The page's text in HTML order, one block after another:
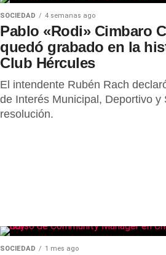
SOCIEDAD 4 semanas ago
Pablo «Rodi» Cimbaro
quedó grabado en la
Club Hércules
El intendente Rubén Rach
de Interés Municipal, Deportivo y
resolución.
SOCIEDAD 1 mes ago